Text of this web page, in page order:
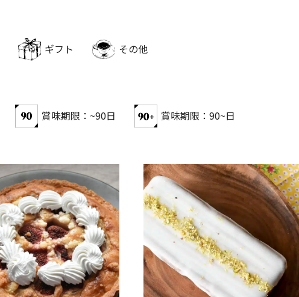
ギフト その他
賞味期限：~90日 賞味期限：90~日